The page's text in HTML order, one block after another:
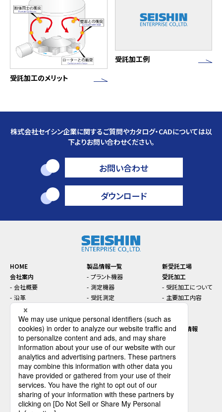
受託加工のメリット
受託加工例
株式会社セイシン企業に関するご質問やカタログ・CADについては以
下よりお問い合わせください。
お問い合わせ
ダウンロード
HOME
会社案内
会社概要
沿革
本社・支店・工場案内
コンプライアンス
SDGsに関する取り組み
製品情報一覧
プラント機器
測定機器
受託測定
機能性材料
インライン／オンライン機
器
プラントエンジニアリング
新受託工場
受託加工
受託加工について
主要加工内容
セミナー
先端技術情報
採用情報
会社を知る
データで見るセイシン企業
仕事を知る
人を知る
ダウンロード
お問い合わせ